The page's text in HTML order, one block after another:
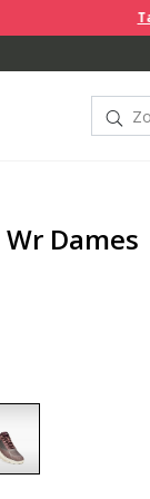
advantage of an
Dames